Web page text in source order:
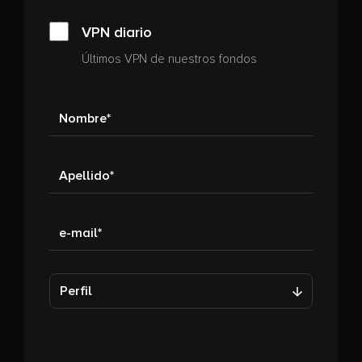
VPN diario
Últimos VPN de nuestros fondos
Perfil